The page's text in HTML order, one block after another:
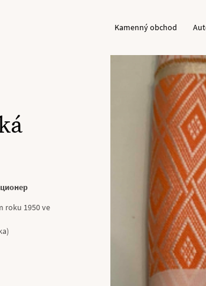
Kamenný obchod
roku 1950 ve